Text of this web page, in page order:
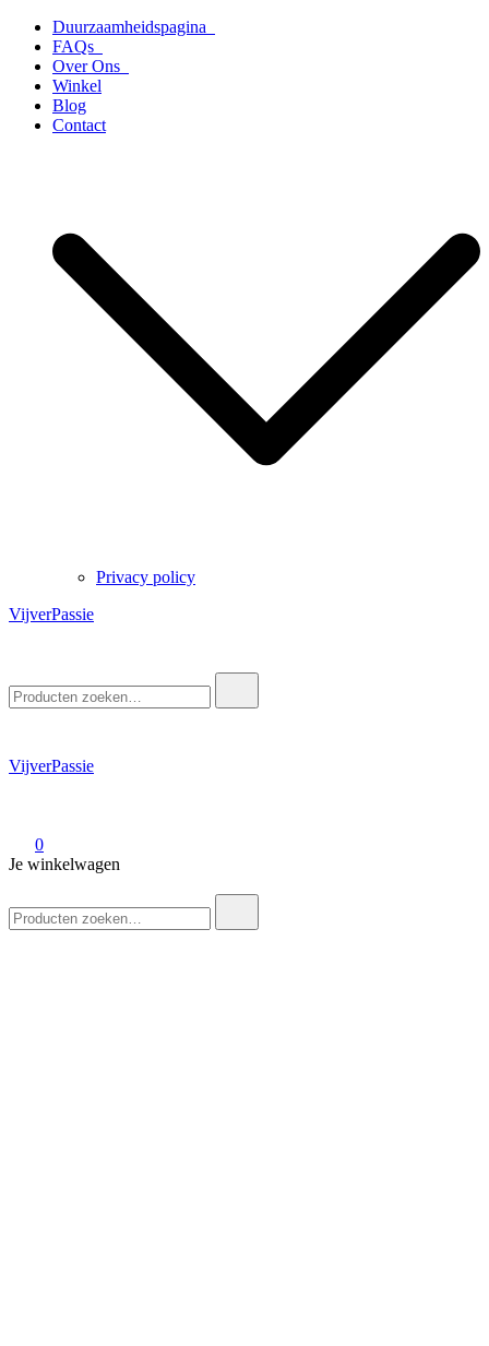
naar
inhoud
Duurzaamheidspagina
FAQs
Over Ons
Winkel
Blog
Contact
Privacy policy
VijverPassie
naar:
VijverPassie
0
Je winkelwagen
naar: